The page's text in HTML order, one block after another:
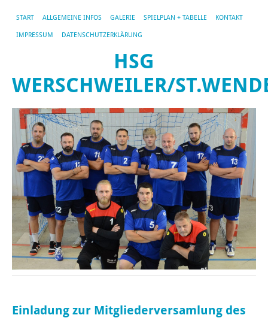
START ALLGEMEINE INFOS GALERIE SPIELPLAN + TABELLE KONTAKT
IMPRESSUM DATENSCHUTZERKLÄRUNG
HSG
WERSCHWEILER/
Einladung zur Mitgliederversamlung des